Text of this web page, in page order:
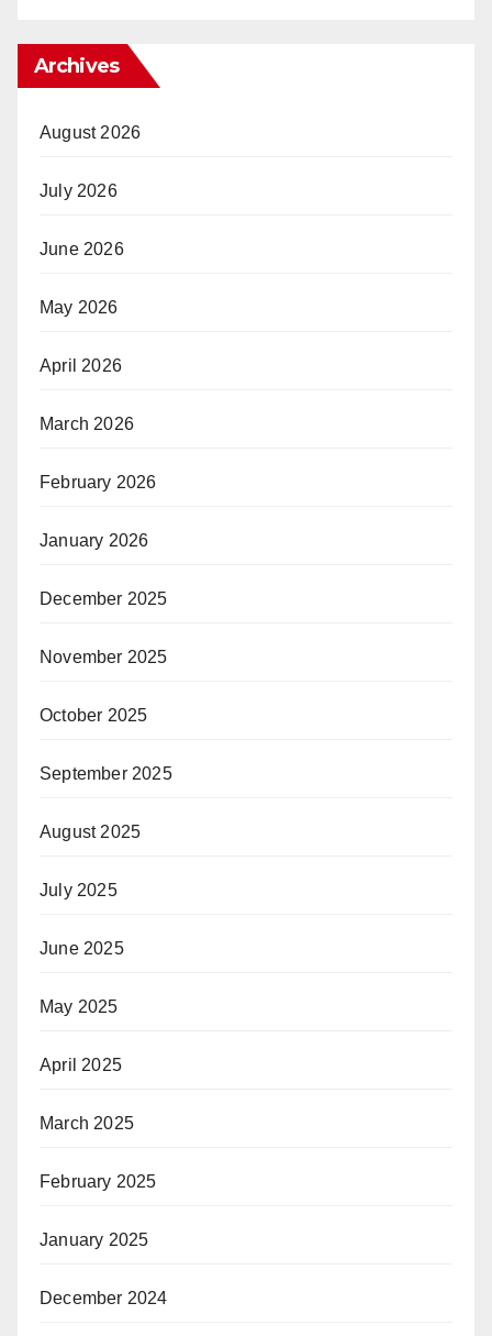
Archives
August 2026
July 2026
June 2026
May 2026
April 2026
March 2026
February 2026
January 2026
December 2025
November 2025
October 2025
September 2025
August 2025
July 2025
June 2025
May 2025
April 2025
March 2025
February 2025
January 2025
December 2024